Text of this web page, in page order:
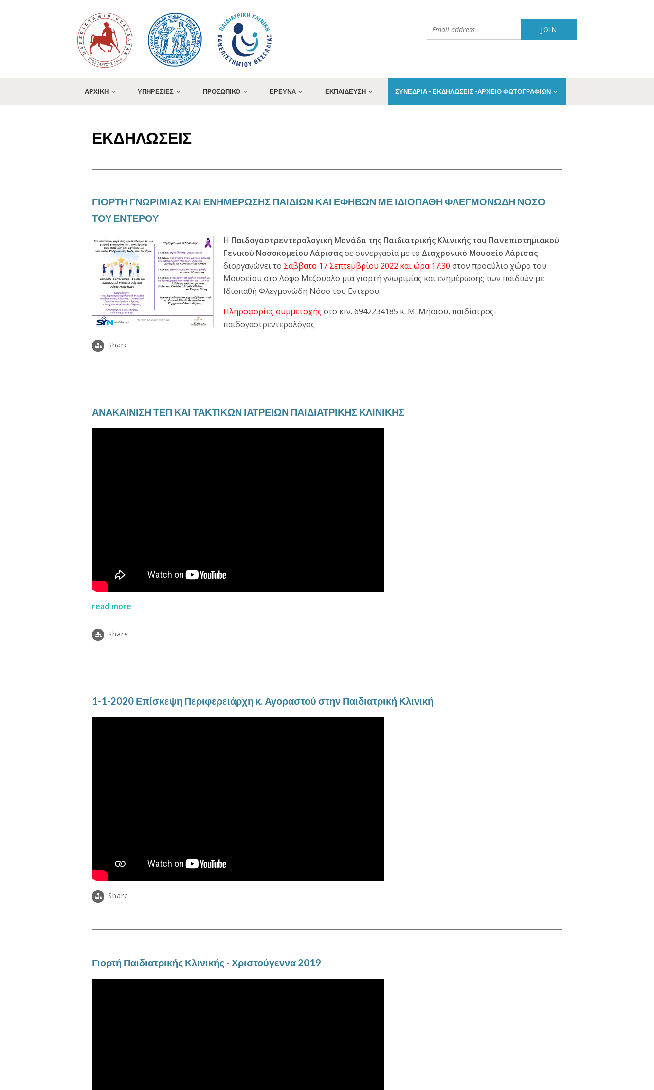
ΑΡΧΙΚΗ ΥΠΗΡΕΣΙΕΣ ΠΡΟΣΩΠΙΚΟ ΕΡΕΥΝΑ ΕΚΠΑΙΔΕΥΣΗ ΣΥΝΕΔΡΙΑ - ΕΚΔΗΛΩΣΕΙΣ -ΑΡΧΕΙΟ ΦΩΤΟΓΡΑΦΙΩΝ
ΕΚΔΗΛΩΣΕΙΣ
ΓΙΟΡΤΗ ΓΝΩΡΙΜΙΑΣ ΚΑΙ ΕΝΗΜΕΡΩΣΗΣ ΠΑΙΔΙΩΝ ΚΑΙ ΕΦΗΒΩΝ ΜΕ ΙΔΙΟΠΑΘΗ ΦΛΕΓΜΟΝΩΔΗ ΝΟΣΟ
ΤΟΥ ΕΝΤΕΡΟΥ
Η Παιδογαστρεντερολογική Μονάδα της Παιδιατρικής Κλινικής του Πανεπιστημιακού
Γενικού Νοσοκομείου Λάρισαςσε συνεργασία με το Διαχρονικό Μουσείο Λάρισας
διοργανώνει το Σάββατο 17 Σεπτεμβρίου 2022 και ώρα 17.30 στον προαύλιο χώρο του
Μουσείου στο Λόφο Μεζούρλο μια γιορτή γνωριμίας και ενημέρωσης των παιδιών με
Ιδιοπαθή Φλεγμονώδη Νόσο του Εντέρου.
Πληροφορίες συμμετοχής στο κιν. 6942234185 κ. Μ. Μήσιου, παιδίατρος-
παιδογαστρεντερολόγος
Share
ΑΝΑΚΑΙΝΙΣΗ ΤΕΠ ΚΑΙ ΤΑΚΤΙΚΩΝ ΙΑΤΡΕΙΩΝ ΠΑΙΔΙΑΤΡΙΚΗΣ ΚΛΙΝΙΚΗΣ
read more
Share
1-1-2020 Επίσκεψη Περιφερειάρχη κ. Αγοραστού στην Παιδιατρική Κλινική
Share
Γιορτή Παιδιατρικής Κλινικής - Χριστούγεννα 2019